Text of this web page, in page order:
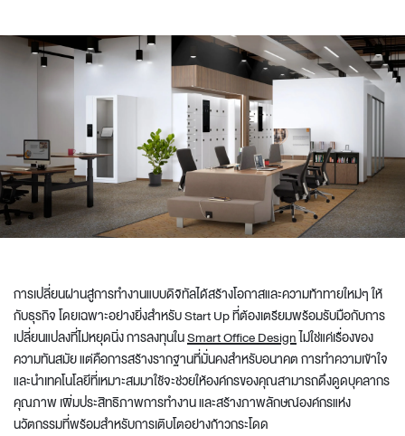
การเปลี่ยนผ่านสู่การทำงานแบบดิจิทัลได้สร้างโอกาสและความท้าทายใหม่ๆ ให้
กับธุรกิจ โดยเฉพาะอย่างยิ่งสำหรับ Start Up ที่ต้องเตรียมพร้อมรับมือกับการ
เปลี่ยนแปลงที่ไม่หยุดนิ่ง การลงทุนในSmart Office Designไม่ใช่แค่เรื่องของ
ความทันสมัย แต่คือการสร้างรากฐานที่มั่นคงสำหรับอนาคต การทำความเข้าใจ
และนำเทคโนโลยีที่เหมาะสมมาใช้จะช่วยให้องค์กรของคุณสามารถดึงดูดบุคลากร
คุณภาพ เพิ่มประสิทธิภาพการทำงาน และสร้างภาพลักษณ์องค์กรแห่ง
นวัตกรรมที่พร้อมสำหรับการเติบโตอย่างก้าวกระโดด